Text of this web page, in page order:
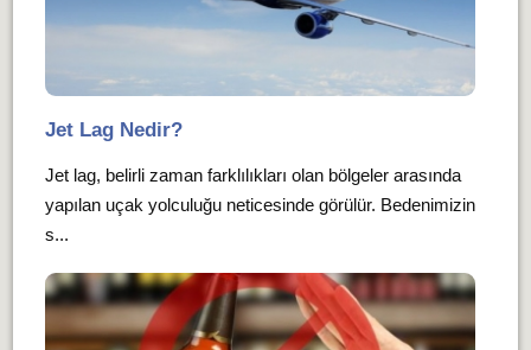
Jet Lag Nedir?
Jet lag, belirli zaman farklılıkları olan bölgeler arasında
yapılan uçak yolculuğu neticesinde görülür. Bedenimizin
s...